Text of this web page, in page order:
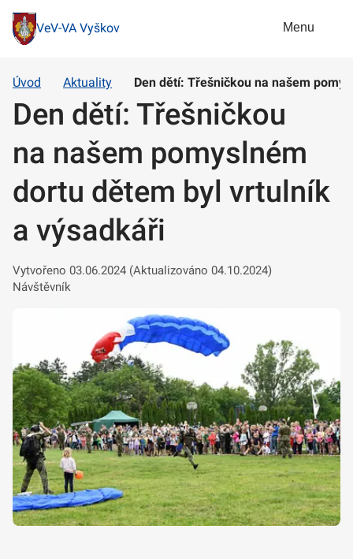
VeV-VA Vyškov Menu
Úvod Aktuality Den dětí: Třešničkou na našem
Den dětí: Třešničkou
na našem pomyslném
dortu dětem byl vrtulník
a výsadkáři
Vytvořeno 03.06.2024 (Aktualizováno 04.10.2024)
Návštěvník